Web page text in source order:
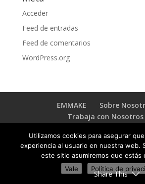
Acceder
Feed de entradas
Feed de comentarios
WordPress.org
EMMAKE
Sobre
Trabaja con Nosotros
Copyright © 2023 EMMAKE - By
Share This
Utilizamos cookies para asegurar
experiencia al usuario en nuestra web.
este sitio asumiremos que estás
Vale
Política de